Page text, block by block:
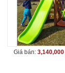
Giá bán: 3,140,000